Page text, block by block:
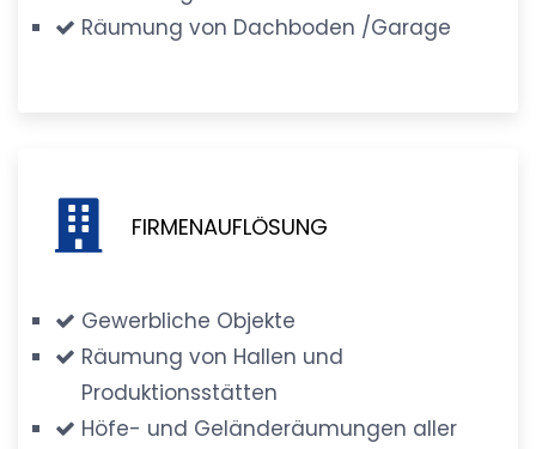
Räumung von Dachboden /Garage
FIRMENAUFLÖSUNG
Gewerbliche Objekte
Räumung von Hallen und
Produktionsstätten
Höfe- und Geländeräumungen aller